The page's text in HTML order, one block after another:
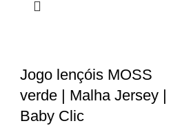
Jogo lençóis MOSS
verde | Malha Jersey |
Baby Clic